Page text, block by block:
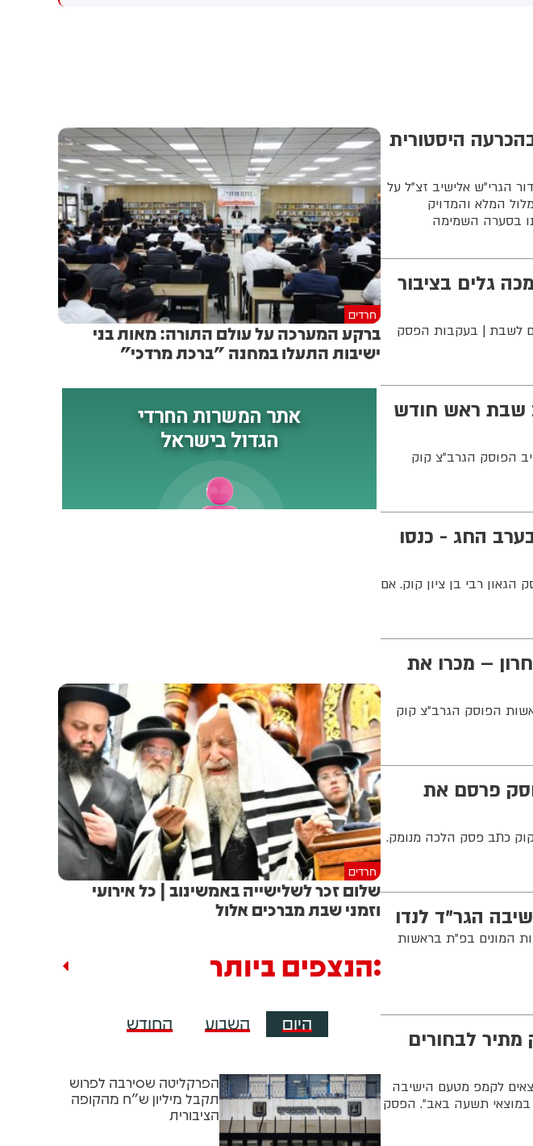
במכוון את השריפות בצרפת,
ספרד ונורבגיה בטרה להרוויח
פוליטית או כלכלית מהמצב.
היסטורית
הגרי"ש אלישיב זצ"ל על
המלא והמדויק
בסערה השמימה
גלים בציבור
לשבת | בעקבות הפסק
שבת ראש חודש
הפוסק הגרב"צ קוק
החג - כנסו
רבי בן ציון קוק. אם
– מכרו את
הפוסק הגרב"צ קוק
פרסם את
כתב פסק הלכה מנומק.
הגר"ד לנדו
המונים בפ"ת בראשות
לבחורים
לקמפ מטעם הישיבה
במוצאי תשעה באב". הפסק
חרדים
ברקע המערכה על עולם התורה: מאות בני
ישיבות התעלו במחנה "ברכת מרדכי"
חרדים
שלום זכר לשלישייה באמשינוב | כל אירועי
וזמני שבת מברכים אלול
הנצפים ביותר
היום השבוע החודש
הפרקליטה שסירבה לפרוש
תקבל מיליון ש"ח מהקופה
הציבורית